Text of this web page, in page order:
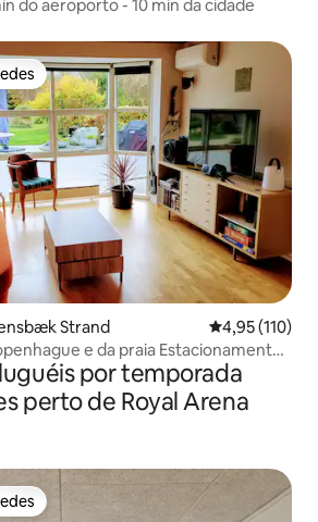
do aeroporto - 10 min da cidade
Strand 4,95 de uma
4,95 (110)
e da praia Estacionamento
por temporada
perto de Royal Arena